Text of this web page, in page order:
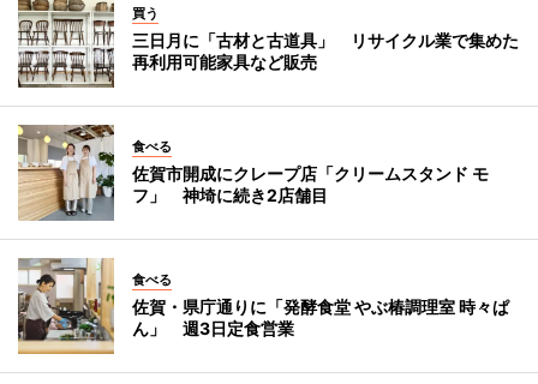
買う
三日月に「古材と古道具」 リサイクル業で集めた
再利用可能家具など販売
食べる
佐賀市開成にクレープ店「クリームスタンド モ
フ」 神埼に続き2店舗目
食べる
佐賀・県庁通りに「発酵食堂 やぶ椿調理室 時々ぱ
ん」 週3日定食営業